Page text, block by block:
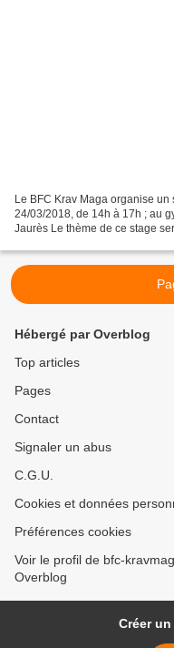
Le BFC Krav Maga organise
24/03/2018, de 14h à 17h ; au
Jaurès Le thème de ce stage
Hébergé par Overblog
Top articles
Pages
Contact
Signaler un abus
C.G.U.
Cookies et données
Préférences cookies
Voir le profil de bfc-
Overblog
Créer